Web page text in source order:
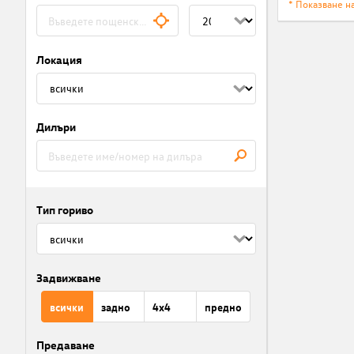
Локация
Дилъри
Тип гориво
Задвижване
всички задно 4x4 предно
Предаване
* Показване